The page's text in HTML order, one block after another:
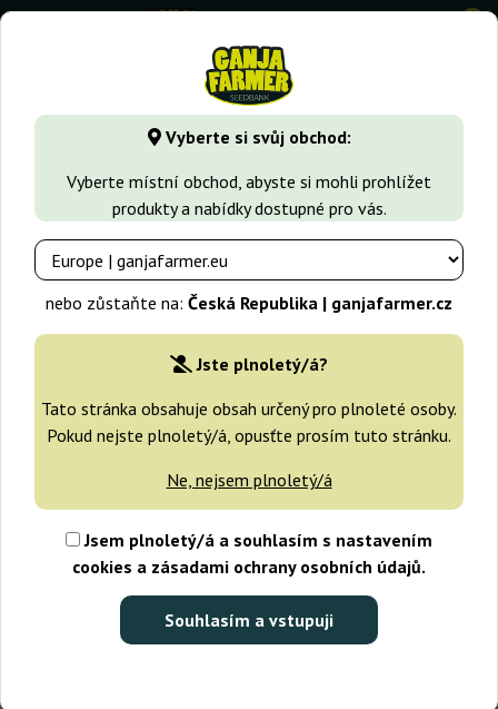
Vyberte si svůj obchod:
Vyberte místní obchod, abyste si mohli prohlížet
produkty a nabídky dostupné pro vás.
nebo zůstaňte na: Česká Republika | ganjafarmer.cz
Jste plnoletý/á?
Tato stránka obsahuje obsah určený pro plnoleté osoby.
Pokud nejste plnoletý/á, opusťte prosím tuto stránku.
Ne, nejsem plnoletý/á
Jsem plnoletý/á a souhlasím s nastavením
cookies a zásadami ochrany osobních údajů.
Souhlasím a vstupuji
0
GanjaFarmer.cz Seedbanky G13 Labs Pineapple